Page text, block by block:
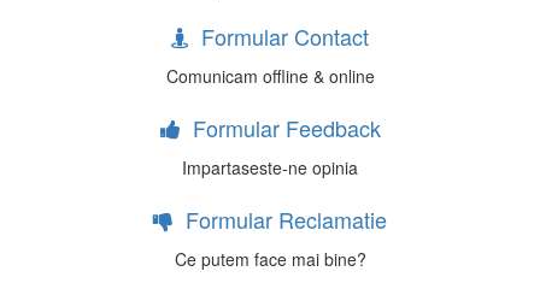
Formular Contact
Comunicam offline & online
Formular Feedback
Impartaseste-ne opinia
Formular Reclamatie
Ce putem face mai bine?